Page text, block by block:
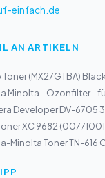
einfach.de
AN ARTIKELN
(MX27GTBA)
Minolta - Ozonfilter -
Developer DV-6705
XC 9682
Minolta Toner TN-616